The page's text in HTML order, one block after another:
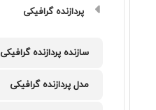
پردازنده گرافیکی
سازنده پردازنده گرافیکی
مدل پردازنده گرافیکی